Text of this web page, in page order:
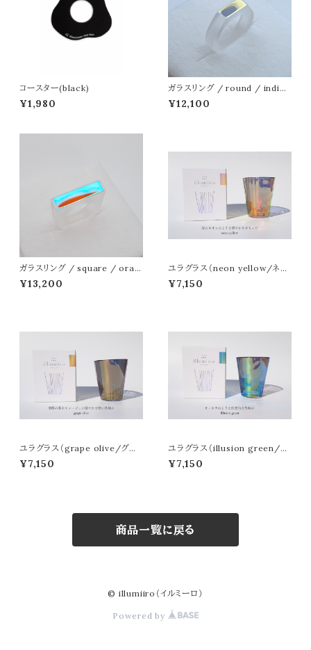
コースター(black)
¥1,980
ガラスリング / round / indig
o-yellow
¥12,100
ガラスリング / square / oran
ge-light blue
¥13,200
ユラグラス（neon yellow/ネオ
ンイエロー）
¥7,150
ユラグラス（grape olive/グレ
ープオリーブ）
¥7,150
ユラグラス（illusion green/イ
リュージョングリーン）
¥7,150
商品一覧に戻る
© illumiiro（イルミーロ）
Powered by